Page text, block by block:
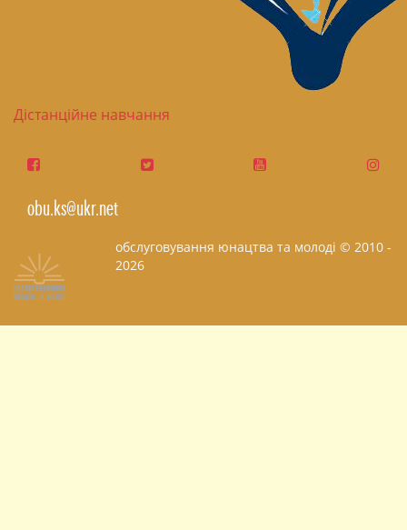
Дістанційне навчання
obu.ks@ukr.net
обслуговування юнацтва та молоді © 2010 -
2026